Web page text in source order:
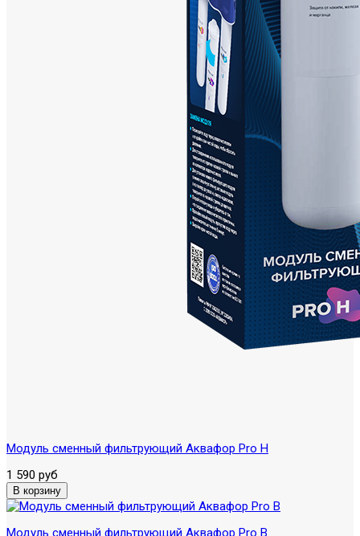
Модуль сменный фильтрующий Аквафор Pro H
1 590 руб
Модуль сменный фильтрующий Аквафор Pro B